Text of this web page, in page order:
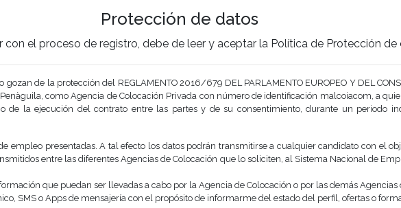
Protección de datos
con el proceso de registro, debe de leer y aceptar la Política de Protección de
de la protección del REGLAMENTO 2016/679 DEL PARLAMENTO EUROPEO Y DEL
como Agencia de Colocación Privada con número de identificación malcoiacom, a
de la ejecución del contrato entre las partes y de su consentimiento, durante un periodo
empleo presentadas. A tal efecto los datos podrán transmitirse a cualquier candidato con el
entre las diferentes Agencias de Colocación que lo soliciten, al Sistema Nacional de
que puedan ser llevadas a cabo por la Agencia de Colocación o por las demás Agencias
SMS o Apps de mensajería con el propósito de informarme del estado del perfil, ofertas o